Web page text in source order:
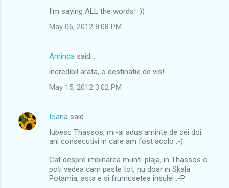
I'm saying ALL the words! :))
May 06, 2012 8:08 PM
Aminda said…
incredibil arata, o destinatie de vis!
May 15, 2012 3:02 PM
Ioana said…
Iubesc Thassos, mi-ai adus aminte de cei doi
ani consecutivi in care am fost acolo :-)
Cat despre imbinarea munti-plaja, in Thassos o
poti vedea cam peste tot, nu doar in Skala
Potamia, asta e si frumusetea insulei :-P